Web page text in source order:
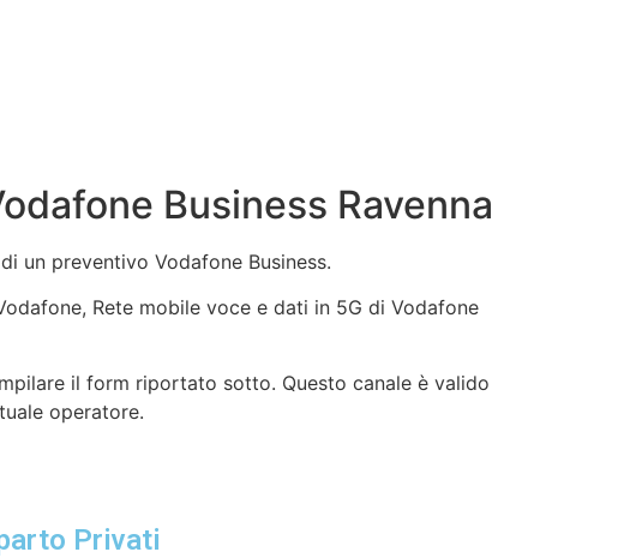
Business Ravenna
un preventivo Vodafone Business.
Rete mobile voce e dati in 5G di Vodafone
il form riportato sotto. Questo canale è valido
operatore.
Privati